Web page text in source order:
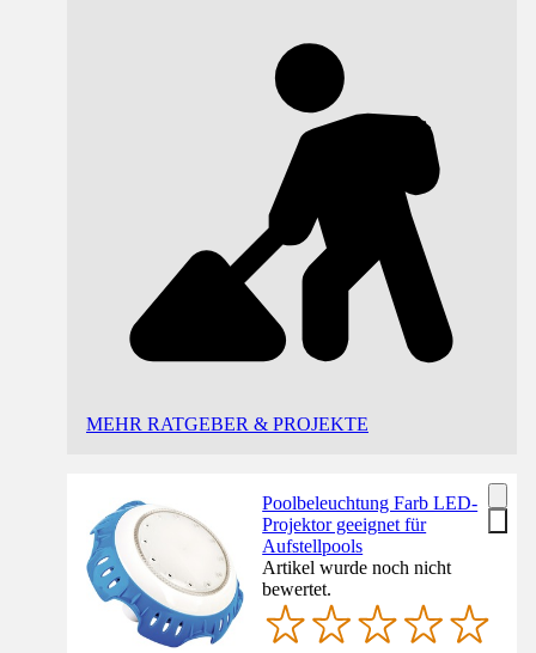
MEHR RATGEBER & PROJEKTE
Poolbeleuchtung Farb LED-
Projektor geeignet für
Aufstellpools
Artikel wurde noch nicht
bewertet.